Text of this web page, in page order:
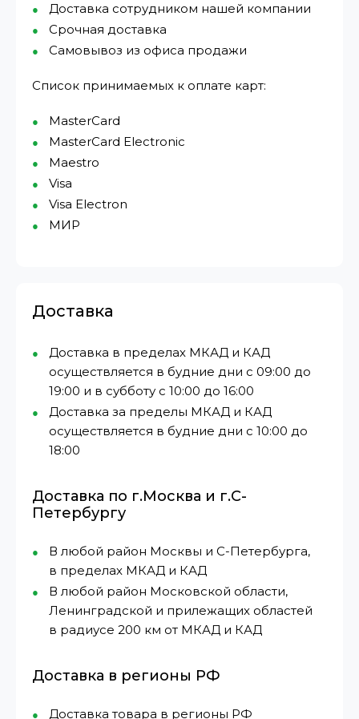
Доставка сотрудником нашей компании
Срочная доставка
Самовывоз из офиса продажи
Список принимаемых к оплате карт:
MasterCard
MasterCard Electronic
Maestro
Visa
Visa Electron
МИР⁠
Доставка
Доставка в пределах МКАД и КАД
осуществляется в будние дни с 09:00 до
19:00 и в субботу с 10:00 до 16:00
Доставка за пределы МКАД и КАД
осуществляется в будние дни с 10:00 до
18:00
Доставка по г.Москва и г.С-
Петербургу
В любой район Москвы и С-Петербурга,
в пределах МКАД и КАД
В любой район Московской области,
Ленинградской и прилежащих областей
в радиусе 200 км от МКАД и КАД
Доставка в регионы РФ
Доставка товара в регионы РФ